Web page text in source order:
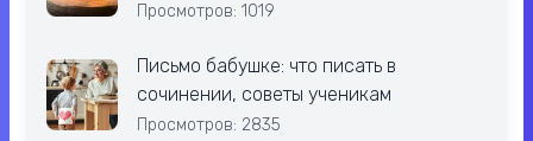
Просмотров: 1019
Письмо бабушке: что писать в
сочинении, советы ученикам
Просмотров: 2835